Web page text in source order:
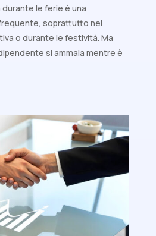
durante le ferie è una
soprattutto nei
o durante le festività. Ma
si ammala mentre è